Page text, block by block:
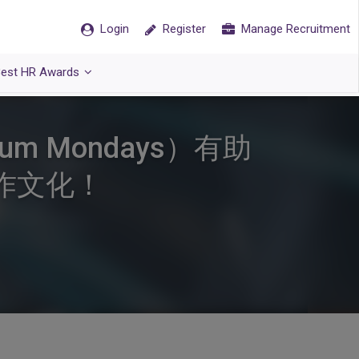
Login Register Manage Recruitment
HR Awards
Mondays）有助
化！